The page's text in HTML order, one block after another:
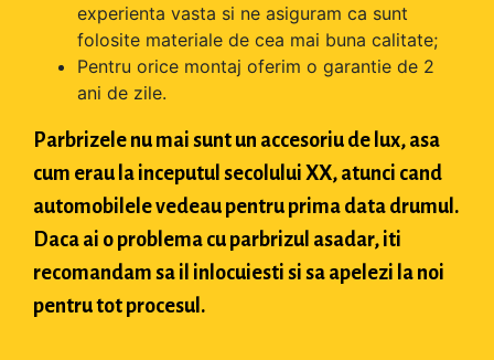
experienta vasta si ne asiguram ca sunt
folosite materiale de cea mai buna calitate;
Pentru orice montaj oferim o garantie de 2
ani de zile.
Parbrizele nu mai sunt un accesoriu de lux, asa
cum erau la inceputul secolului XX, atunci cand
automobilele vedeau pentru prima data drumul.
Daca ai o problema cu parbrizul asadar, iti
recomandam sa il inlocuiesti si sa apelezi la noi
pentru tot procesul.